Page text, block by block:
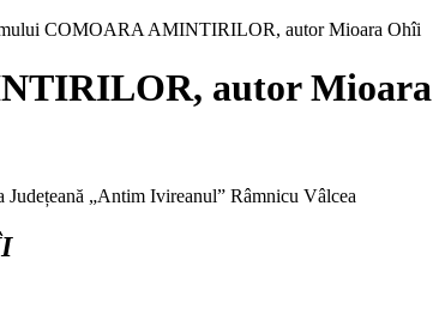
COMOARA AMINTIRILOR, autor Mioara Ohîi
autor
„Antim Ivireanul” Râmnicu Vâlcea